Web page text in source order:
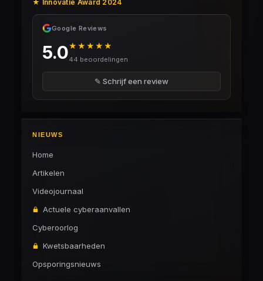
★ Innovatie Award 2024
Google Reviews
5.0★★★★★
44 beoordelingen
✎ Schrijf een review
NIEUWS
Home
Artikelen
Videojournaal
Actuele cyberaanvallen
Cyberoorlog
Kwetsbaarheden
Opsporingsnieuws